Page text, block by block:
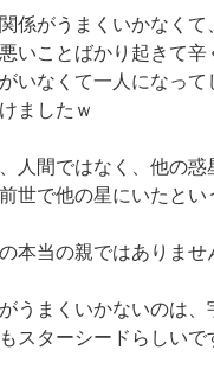
係がうまくいかなく
いことばかり起きて
いなくて一人になって
ましたｗ
人間ではなく、他の
世で他の星にいたとい
本当の親ではありませ
うまくいかないのは、
スターシードらしいで